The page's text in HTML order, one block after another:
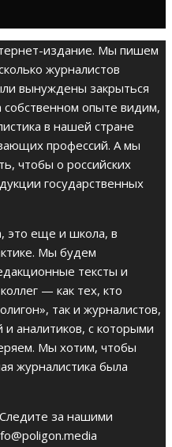
издание. Мы пишем
журналистов
вынуждены закрыться
опыте видим,
в нашей стране
профессий. А мы
чтобы о российских
государственных
это еще и школа, в
Мы будем
тексты и
— как тех, кто
так и журналистов,
и аналитиков, с которыми
Мы хотим, чтобы
журналистика была
за нашими